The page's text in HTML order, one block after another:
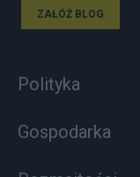
ZAŁÓŻ BLOG
Polityka
Gospodarka